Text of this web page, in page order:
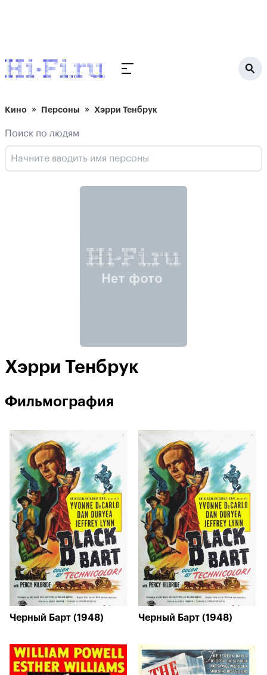
Кино Персоны Хэрри Тенбрук
Поиск по людям
Хэрри Тенбрук
Фильмография
Черный Барт (1948) Черный Барт (1948)